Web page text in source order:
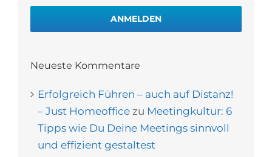
ANMELDEN
Neueste Kommentare
Erfolgreich Führen – auch auf Distanz!
– Just Homeoffice zu Meetingkultur: 6
Tipps wie Du Deine Meetings sinnvoll
und effizient gestaltest